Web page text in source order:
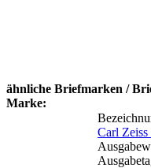
ähnliche Briefmarken /
Marke:
Carl Zeiss